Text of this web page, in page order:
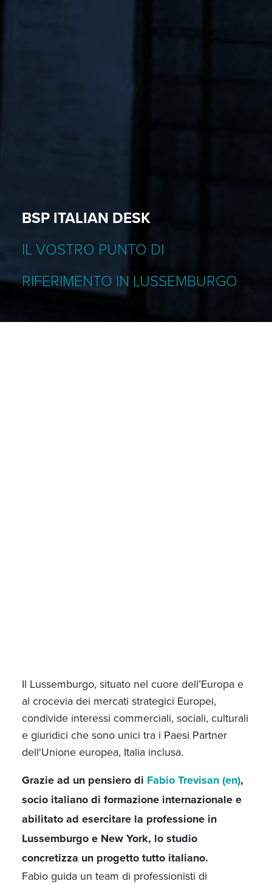
BSP ITALIAN DESK
IL VOSTRO PUNTO DI
RIFERIMENTO IN LUSSEMBURGO
Il Lussemburgo, situato nel cuore dell’Europa e
al crocevia dei mercati strategici Europei,
condivide interessi commerciali, sociali, culturali
e giuridici che sono unici tra i Paesi Partner
dell'Unione europea, Italia inclusa.
Grazie ad un pensiero di Fabio Trevisan (en),
socio italiano di formazione internazionale e
abilitato ad esercitare la professione in
Lussemburgo e New York, lo studio
concretizza un progetto tutto italiano.
Fabio guida un team di professionisti di